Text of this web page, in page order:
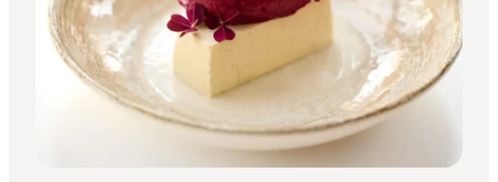
Unterkünfte
Reiseplanung